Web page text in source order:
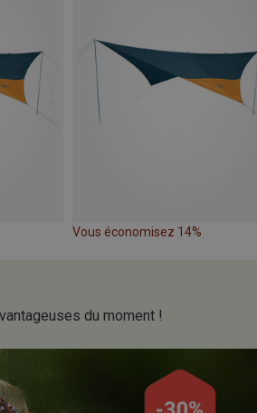
Vous économisez 14%
du moment !